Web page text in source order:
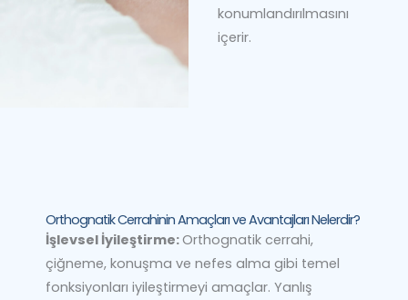
konumlandırılmasını
içerir.
Orthognatik Cerrahinin Amaçları ve Avantajları Nelerdir?
İşlevsel İyileştirme:Orthognatik cerrahi,
çiğneme, konuşma ve nefes alma gibi temel
fonksiyonları iyileştirmeyi amaçlar. Yanlış